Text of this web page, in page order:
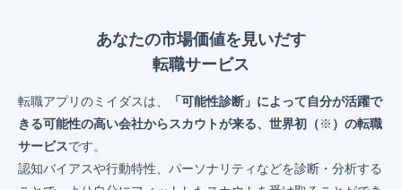
あなたの市場価値を見いだす
転職サービス
転職アプリのミイダスは、
「可能性診断」によって自分が活躍で
きる可能性の高い会社からスカウトが来る、世界初（※ ）の転職
サービスです。
認知バイアスや行動特性、パーソナリティなどを診断・分析する